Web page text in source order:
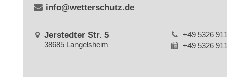
info@wetterschutz.de
Jerstedter Str. 5
38685 Langelsheim
+49 5326
+49 5326